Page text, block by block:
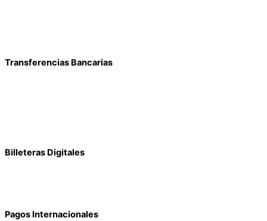
Transferencias Bancarias
Billeteras Digitales
Pagos Internacionales